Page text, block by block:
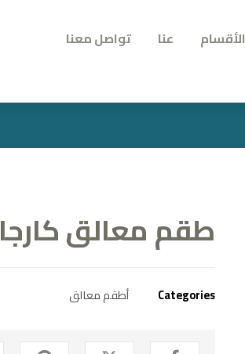
الأقسام عنا تواصل معنا
طقم معالق كارجا 86 قطعه
Categories أطقم معالق